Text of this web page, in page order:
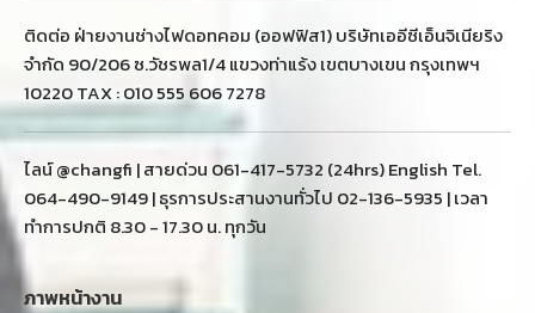
ติดต่อ ฝ่ายงานช่างไฟดอทคอม (ออฟฟิส1) บริษัทเออีซีเอ็นจิเนียริง
จำกัด 90/206 ซ.วัชรพล1/4 แขวงท่าแร้ง เขตบางเขน กรุงเทพฯ
10220 TAX : 010 555 606 7278
ไลน์ @changfi | สายด่วน 061-417-5732 (24hrs) English Tel.
064-490-9149 | ธุรการประสานงานทั่วไป 02-136-5935 | เวลา
ทำการปกติ 8.30 - 17.30 น. ทุกวัน
ภาพหน้างาน